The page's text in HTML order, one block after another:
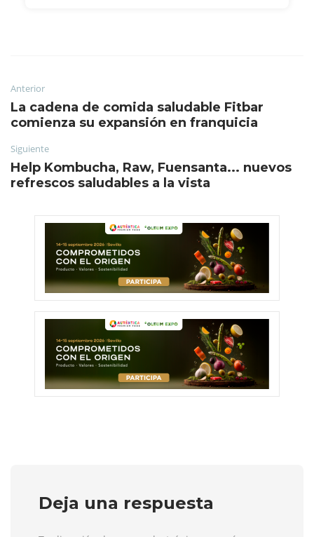
Anterior
La cadena de comida saludable Fitbar
comienza su expansión en franquicia
Siguiente
Help Kombucha, Raw, Fuensanta... nuevos
refrescos saludables a la vista
Deja una respuesta